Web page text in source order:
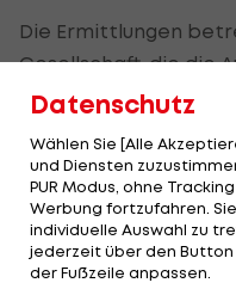
Die Ermittlungen
Gesellschaft, die die
Die Stiftung wird
Venetien sowie den
Cortina kontrolliert.
Geplant sind die
gefolgt von den
Datenschutz
Wählen Sie [Alle
und Diensten
PUR Modus, ohne
Werbung fortzufahren.
individuelle Auswahl zu
jederzeit über den Button
der Fußzeile anpassen.